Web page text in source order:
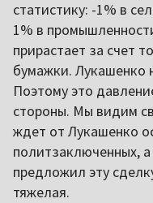
статистику: -1% в
1% в
прирастает за счет
бумажки. Лукашенко
Поэтому это
стороны. Мы видим
ждет от Лукашенко
политзаключенных,
предложил эту
тяжелая.